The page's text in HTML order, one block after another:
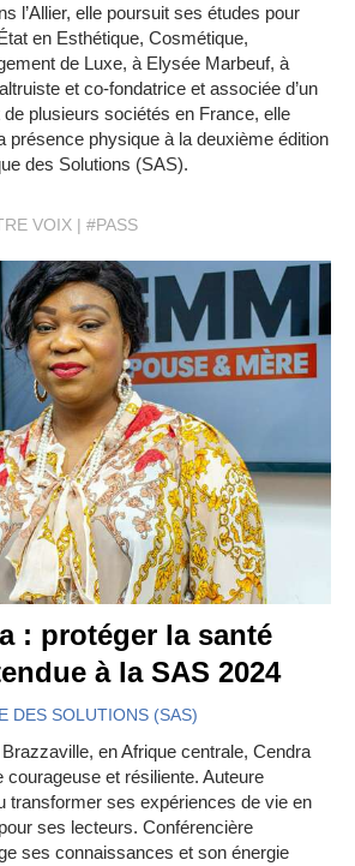
l’Allier, elle poursuit ses études pour
en Esthétique, Cosmétique,
de Luxe, à Elysée Marbeuf, à
et co-fondatrice et associée d’un
plusieurs sociétés en France, elle
présence physique à la deuxième édition
des Solutions (SAS).
VOIX #PASS
: protéger la santé
à la SAS 2024
DES SOLUTIONS (SAS)
en Afrique centrale, Cendra
courageuse et résiliente. Auteure
transformer ses expériences de vie en
ses lecteurs. Conférencière
ses connaissances et son énergie